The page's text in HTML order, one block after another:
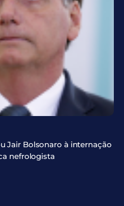
Jair Bolsonaro à internação
nefrologista